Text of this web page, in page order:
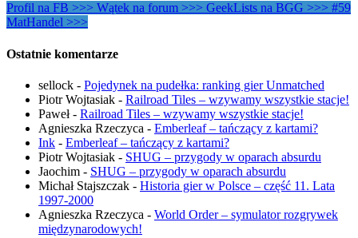
Profil na FB >>> Wątek na forum >>> GeekLists na BGG >>> #59
MatHandel >>>
Ostatnie komentarze
sellock - Pojedynek na pudełka: ranking gier Unmatched
Piotr Wojtasiak - Railroad Tiles – wzywamy wszystkie stacje!
Paweł- Railroad Tiles – wzywamy wszystkie stacje!
Agnieszka Rzeczyca - Emberleaf – tańczący z kartami?
Ink - Emberleaf – tańczący z kartami?
Piotr Wojtasiak - SHUG – przygody w oparach absurdu
Jaochim - SHUG – przygody w oparach absurdu
Michał Stajszczak - Historia gier w Polsce – część 11. Lata
1997-2000
Agnieszka Rzeczyca - World Order – symulator rozgrywek
międzynarodowych!